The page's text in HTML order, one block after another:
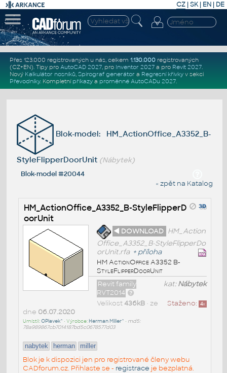
CZ | SK| EN | DE
Přes 123.000 registrovaných u nás, celkem 1.130.000registrovaných
(CZ+EN). Tipy pro AutoCAD 2027, pro Inventor 2027a pro Revit 2027.
Nový Kalkulátor nosníků, Spirograf generátor a Regresní křivkyv sekci
Převodníky. Kompletní příkazya proměnné AutoCADu 2027.
Blok-model: HM_ActionOffice_A3352_B-
StyleFlipperDoorUnit (Nábytek)
Blok-model #20044
« zpět na Katalog
HM_ActionOffice_A3352_B-StyleFlipperD
oorUnit
◄ DOWNLOAD HM_Action
Office_A3352_B-StyleFlipperDo
orUnit.rfa + příloha
HM ActionOffice A3352 B-
StyleFlipperDoorUnit
kat:Nábytek
Revit family
RVT2014
Staženo: 4x
Velikost 436kB• ze
dne 06.07.2020
Umístil:OPlavek^ • Výrobce: Herman Miller^ • md5:
78a989867cb7014187bd5c0678577d03
nabytek herman miller
Blok je k dispozici jen pro registrované členy webu
CADforum.cz. Přihlaste se - registrace je bezplatná.